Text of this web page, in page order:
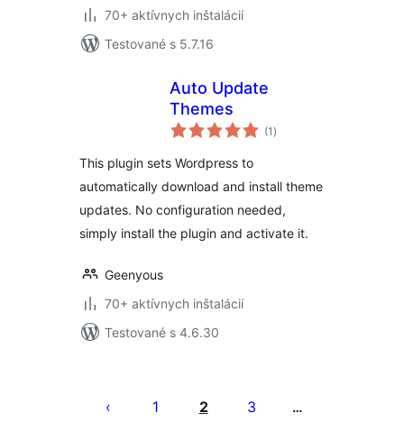
70+ aktívnych inštalácií
Testované s 5.7.16
Auto Update
Themes
(1 celkové
hodnotenie
)
This plugin sets Wordpress to
automatically download and install theme
updates. No configuration needed,
simply install the plugin and activate it.
Geenyous
70+ aktívnych inštalácií
Testované s 4.6.30
príspevkov
1 2 3 …